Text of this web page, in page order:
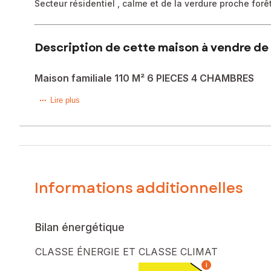
Secteur résidentiel , calme et de la verdure proche
Description de cette maison à vendre de
Maison familiale 110 M² 6 PIECES 4 CHAMBRES
Venez découvrir cette jolie maison traditionnelle dans un
proche accès A14, A13 ,A15. Surface habitable de 85m2 LOI
Ecoles et college 5 Minutes à pied, proche du centre
À l'étage,3 belles chambres (placards et parquet en
garage et buanderie ! Fenêtres double vitrage avec
Aucun travaux à prévoir! Environnement exceptionnel et
Une visite s'impose pour un Coup de cœur assuré!
Je vous invite à découvrir cette maison spacieuse qui
Lire plus
Informations additionnelles
Bilan énergétique
CLASSE ÉNERGIE ET CLASSE CLIMAT
i